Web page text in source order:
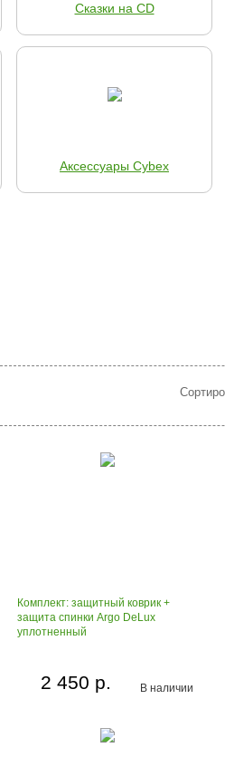
Сказки на CD
Аксессуары Cybex
Комплект: защитный коврик +
защита спинки Argo DeLux
уплотненный
В наличии
2 450 р.